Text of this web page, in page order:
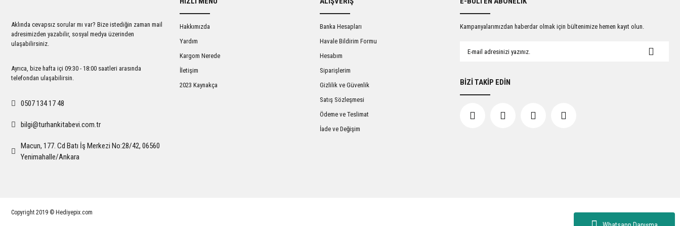
Ürün fiyatı diğer sitelerden daha pahalı.
Bu ürüne benzer farklı alternatifler olmalı.
Gönder
Aklında cevapsız sorular mı var? Bize istediğin zaman mail
adresimizden yazabilir, sosyal medya üzerinden
ulaşabilirsiniz.
Ayrıca, bize hafta içi 09:30 - 18:00 saatleri arasında
telefondan ulaşabilirsin.
0507 134 17 48
bilgi@turhankitabevi.com.tr
Macun, 177. Cd Batı İş Merkezi No:28/42, 06560
Yenimahalle/Ankara
Hakkımızda
Yardım
Kargom Nerede
İletişim
2023 Kaynakça
Banka Hesapları
Havale Bildirim Formu
Hesabım
Siparişlerim
Gizlilik ve Güvenlik
Satış Sözleşmesi
Ödeme ve Teslimat
İade ve Değişim
Kampanyalarımızdan haberdar olmak için bültenimize hemen kayıt olun.
BİZİ TAKİP EDİN
Copyright 2019 © Hediyepix.com